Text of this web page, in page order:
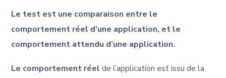
Le test est une comparaison entre le
comportement réel d’une application, et le
comportement attendu d’une application.
Le comportement réel de l’application est issu de la